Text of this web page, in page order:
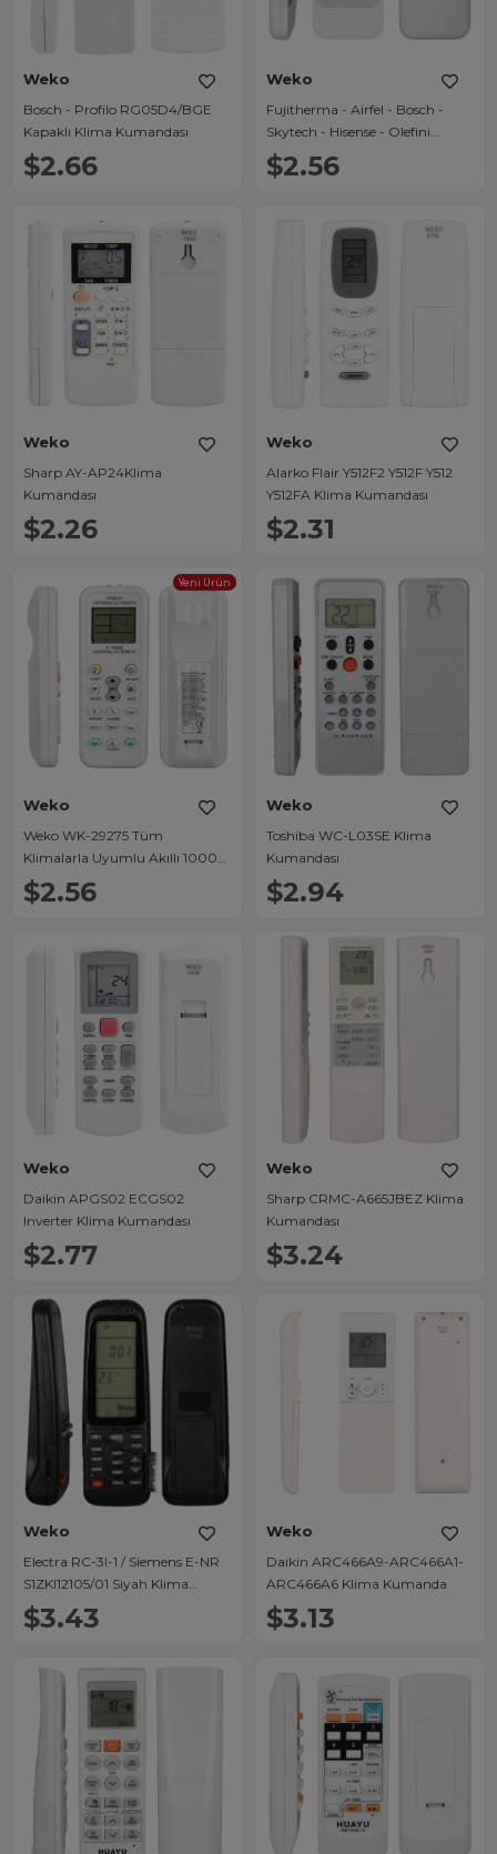
Weko
Bosch - Profilo RG05D4/BGE
Kapaklı Klima Kumandası
$2.66
Weko
Fujitherma - Airfel - Bosch -
Skytech - Hisense - Olefini
DG11J1-01 Klima Kumandası
$2.56
Weko
Sharp AY-AP24Klima
Kumandası
$2.26
Weko
Alarko Flair Y512F2 Y512F Y512
Y512FA Klima Kumandası
$2.31
Weko
Weko WK-29275 Tüm
Klimalarla Uyumlu Akıllı 1000
Kodlu Universal Klima
Kumandası (Evrensel)
$2.56
Yeni Ürün
Weko
Toshiba WC-L03SE Klima
Kumandası
$2.94
Weko
Daikin APGS02 ECGS02
Inverter Klima Kumandası
$2.77
Weko
Sharp CRMC-A665JBEZ Klima
Kumandası
$3.24
Weko
Electra RC-3I-1 / Siemens E-NR
S1ZKI12105/01 Siyah Klima
Kumandası
$3.43
Weko
Daikin ARC466A9-ARC466A1-
ARC466A6 Klima Kumanda
$3.13